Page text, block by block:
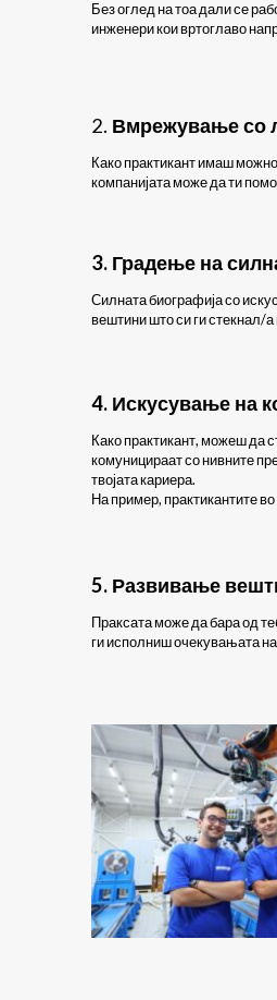
Без оглед на тоа дали се
инженери кои вртоглаво
2. Вмрежување со
Како практикант имаш
компанијата може да ти
3. Градење на
Силната биографија со
вештини што си ги стекнал/а
4. Искусување на
Како практикант, можеш да
комуницираат со нивните
твојата кариера.
На пример, практикантите
5. Развивање
Праксата може да бара од
ги исполниш очекувањата